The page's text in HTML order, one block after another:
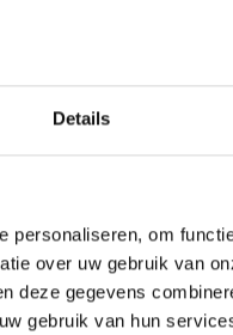
Details
personaliseren, om
over uw gebruik van
deze gegevens
gebruik van hun
Nieuwe Neutrik NE8FDX-Y6-
in zwart: Waterdichte